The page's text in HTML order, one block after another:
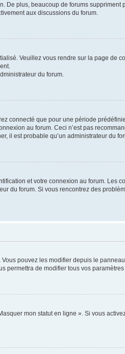
De plus, beaucoup de forums
aux discussions du forum.
Veuillez vous rendre sur la page de
du forum.
connecté que pour une période
au forum. Ceci n’est pas
il est probable qu’un administrateur du
et votre connexion au forum. Les
du forum. Si vous rencontrez des
pouvez les modifier depuis le
permettra de modifier tous vos
mon statut en ligne ». Si vous